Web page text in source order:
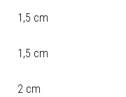
1,5 cm
1,5 cm
2 cm